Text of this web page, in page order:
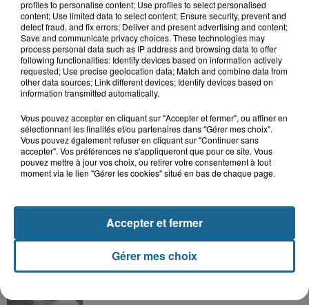
LE TOP DE L'ACTU
Dunkerque : trois femmes mortes au large de
la digue du Braek
Saint-Omer : un enfant gravement
profiles to personalise content; Use profiles to select personalised
content; Use limited data to select content; Ensure security, prevent and
detect fraud, and fix errors; Deliver and present advertising and content;
Save and communicate privacy choices. These technologies may
process personal data such as IP address and browsing data to offer
following functionalities: Identify devices based on information actively
requested; Use precise geolocation data; Match and combine data from
other data sources; Link different devices; Identify devices based on
information transmitted automatically.
Vous pouvez accepter en cliquant sur "Accepter et fermer", ou affiner en
sélectionnant les finalités et/ou partenaires dans "Gérer mes choix".
Vous pouvez également refuser en cliquant sur "Continuer sans
accepter". Vos préférences ne s'appliqueront que pour ce site. Vous
pouvez mettre à jour vos choix, ou retirer votre consentement à tout
moment via le lien "Gérer les cookies" situé en bas de chaque page.
Gérer mes choix
Accepter et fermer